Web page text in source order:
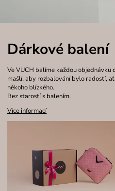
Dárkové balení
Ve VUCH balíme každou objednávku
mašlí, aby rozbalování bylo radostí,
někoho blízkého.
Bez starostí s balením.
Více informací